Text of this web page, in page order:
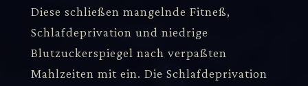
Diese schließen mangelnde Fitneß,
Schlafdeprivation und niedrige
Blutzuckerspiegel nach verpaßten
Mahlzeiten mit ein. Die Schlafdeprivation